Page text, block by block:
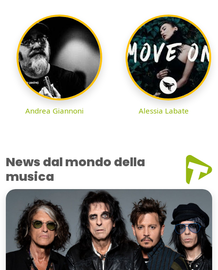
Andrea Giannoni Alessia Labate
News dal mondo della
musica